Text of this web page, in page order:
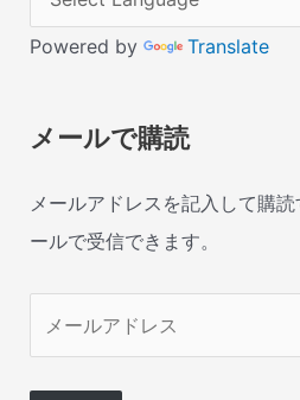
Powered by Translate
メールで購読
メールアドレスを記入して購
ールで受信できます。
ル